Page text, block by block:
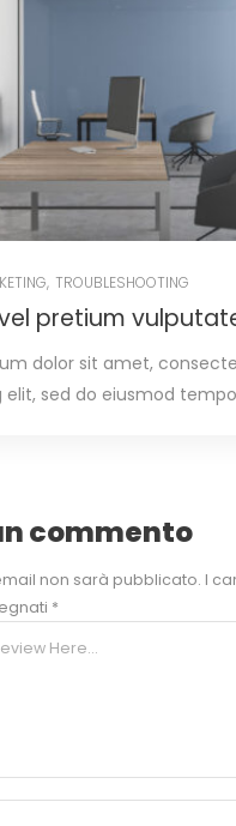
, TROUBLESHOOTING
dolor sit amet,
elit, sed do eiusmod
commento
non sarà pubblicato. I
*